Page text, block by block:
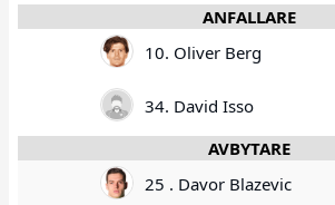
ANFALLARE
10. Oliver Berg
34. David Isso
AVBYTARE
25 . Davor Blazevic